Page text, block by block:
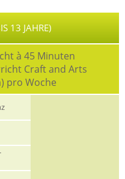
13 JAHRE)
à 45 Minuten
Craft and Arts
pro Woche